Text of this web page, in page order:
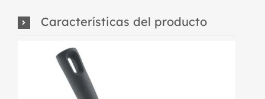
Características del producto